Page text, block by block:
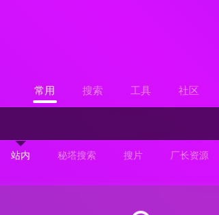
常用 搜索 工具 社区
站内 秘塔搜索 搜片 厂长资源